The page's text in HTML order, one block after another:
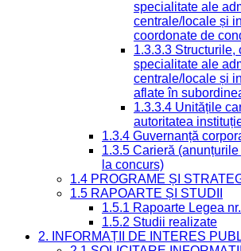
specialitate ale
centrale/locale și
coordonate de
1.3.3.3 Structurile,
specialitate ale
centrale/locale și
aflate în
1.3.3.4 Unitățile
autoritatea
1.3.4 Guvernanță
1.3.5 Carieră
la concurs)
1.4 PROGRAME ȘI
1.5 RAPOARTE ȘI STUDII
1.5.1 Rapoarte Legea
1.5.2 Studii realizate
2. INFORMAȚII DE INTERES